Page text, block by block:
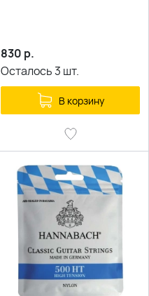
830 р.
Осталось3 шт.
В корзину